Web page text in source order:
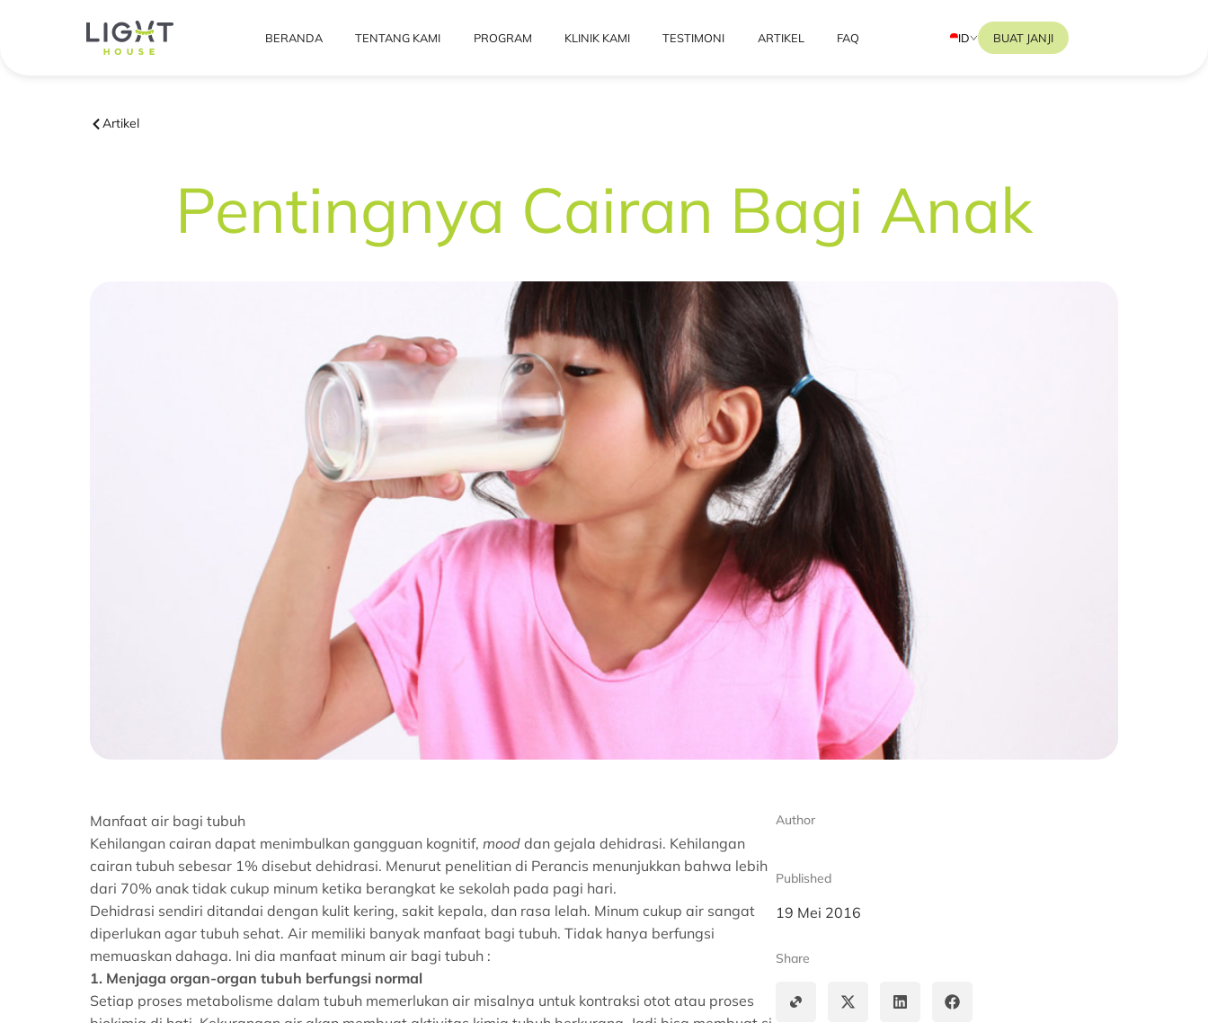
BERANDA TENTANG KAMI PROGRAM KLINIK KAMI TESTIMONI ARTIKEL FAQ ID BUAT JANJI
Artikel
Pentingnya Cairan Bagi Anak
Manfaat air bagi tubuh
Kehilangan cairan dapat menimbulkan gangguan kognitif, mood dan gejala dehidrasi. Kehilangan
cairan tubuh sebesar 1% disebut dehidrasi. Menurut penelitian di Perancis menunjukkan bahwa lebih
dari 70% anak tidak cukup minum ketika berangkat ke sekolah pada pagi hari.
Dehidrasi sendiri ditandai dengan kulit kering, sakit kepala, dan rasa lelah. Minum cukup air sangat
diperlukan agar tubuh sehat. Air memiliki banyak manfaat bagi tubuh. Tidak hanya berfungsi
memuaskan dahaga. Ini dia manfaat minum air bagi tubuh :
1. Menjaga organ-organ tubuh berfungsi normal
Setiap proses metabolisme dalam tubuh memerlukan air misalnya untuk kontraksi otot atau proses
Author
Published
19 Mei 2016
Share